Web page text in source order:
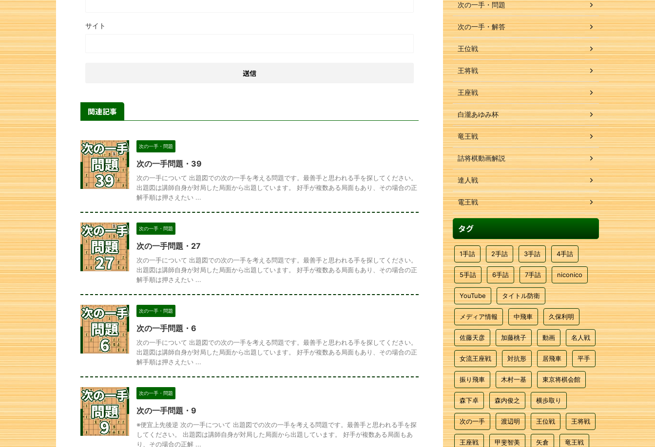
サイト
関連記事
次の一手・問題
次の一手問題・39
次の一手について 出題図での次の一手を考える問題です。最善手と思われる手を探してください。
出題図は講師自身が対局した局面から出題しています。 好手が複数ある局面もあり、その場合の正
解手順は押さえたい ...
次の一手・問題
次の一手問題・27
次の一手について 出題図での次の一手を考える問題です。最善手と思われる手を探してください。
出題図は講師自身が対局した局面から出題しています。 好手が複数ある局面もあり、その場合の正
解手順は押さえたい ...
次の一手・問題
次の一手問題・6
次の一手について 出題図での次の一手を考える問題です。最善手と思われる手を探してください。
出題図は講師自身が対局した局面から出題しています。 好手が複数ある局面もあり、その場合の正
解手順は押さえたい ...
次の一手・問題
次の一手問題・9
※便宜上先後逆 次の一手について 出題図での次の一手を考える問題です。最善手と思われる手を探
してください。 出題図は講師自身が対局した局面から出題しています。 好手が複数ある局面もあ
り、その場合の正解 ...
次の一手・問題
次の一手・解答
王位戦
王将戦
王座戦
白瀧あゆみ杯
竜王戦
詰将棋動画解説
達人戦
電王戦
タグ
1手詰 2手詰 3手詰 4手詰
5手詰 6手詰 7手詰 niconico
YouTube タイトル防衛
メディア情報 中飛車 久保利明
佐藤天彦 加藤桃子 動画 名人戦
女流王座戦 対抗形 居飛車 平手
振り飛車 木村一基 東京将棋会館
森下卓 森内俊之 横歩取り
次の一手 渡辺明 王位戦 王将戦
王座戦 甲斐智美 矢倉 竜王戦